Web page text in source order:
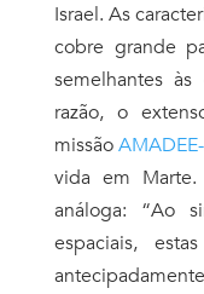
Israel. As
cobre grande
semelhantes
razão, o
missão
vida em
análoga: “Ao
espaciais,